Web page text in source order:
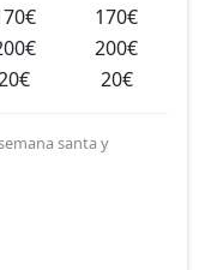
170€
200€
20€
santa y